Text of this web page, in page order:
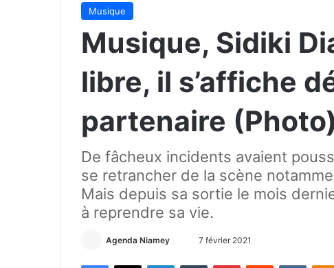
Musique
Musique, Sidiki
libre, il s’affiche
partenaire (Photo)
De fâcheux incidents avaient
se retrancher de la scène
Mais depuis sa sortie le mois
à reprendre sa vie.
Agenda Niamey 7 février 2021